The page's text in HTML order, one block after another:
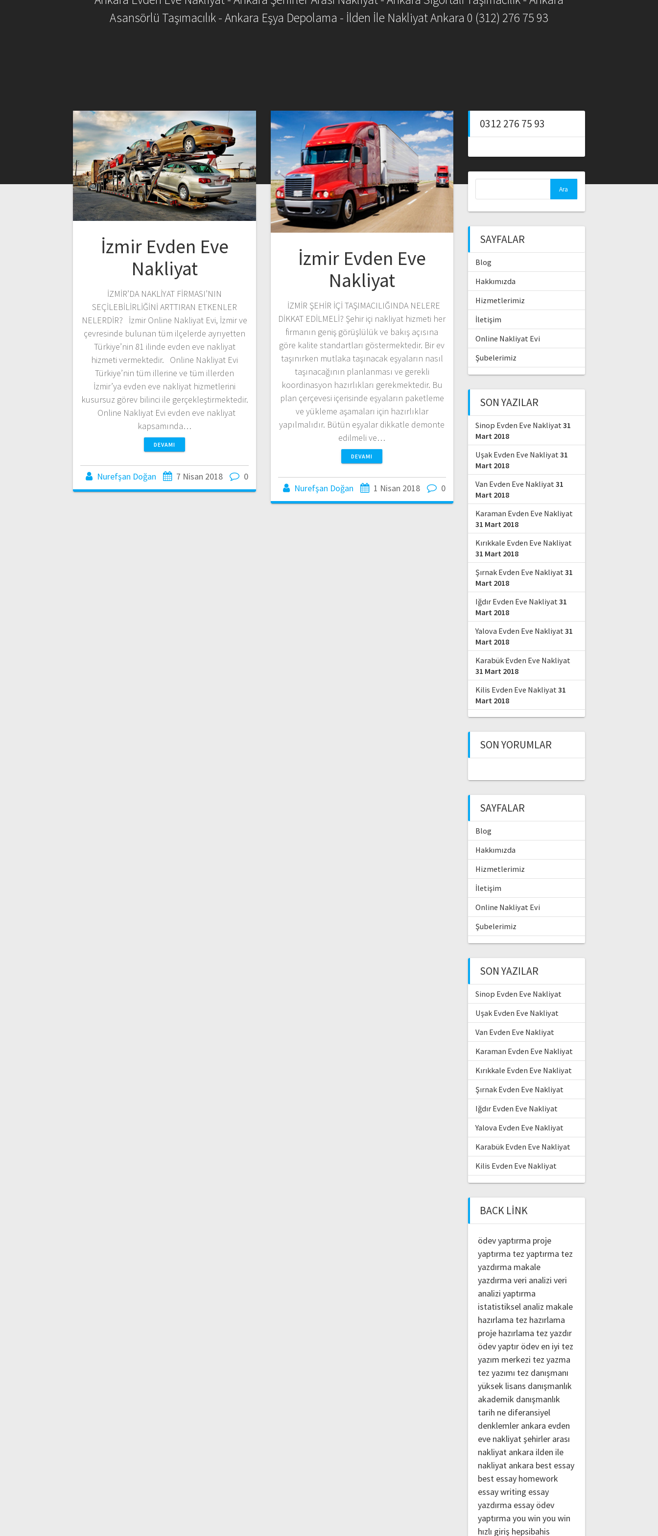
Asansörlü Taşımacılık - Ankara Eşya Depolama - İlden İle Nakliyat Ankara 0 (312) 276 75 93
İzmir Evden Eve
Nakliyat
İZMİR’DA NAKLİYAT FİRMASI’NIN
SEÇİLEBİLİRLİĞİNİ ARTTIRAN ETKENLER
NELERDİR? İzmir Online Nakliyat Evi, İzmir ve
çevresinde bulunan tüm ilçelerde ayrıyetten
Türkiye’nin 81 ilinde evden eve nakliyat
hizmeti vermektedir. Online Nakliyat Evi
Türkiye’nin tüm illerine ve tüm illerden
İzmir’ya evden eve nakliyat hizmetlerini
kusursuz görev bilinci ile gerçekleştirmektedir.
Online Nakliyat Evi evden eve nakliyat
kapsamında…
DEVAMI
Nurefşan Doğan 7 Nisan 2018 0
İzmir Evden Eve
Nakliyat
İZMİR ŞEHİR İÇİ TAŞIMACILIĞINDA NELERE
DİKKAT EDİLMELİ? Şehir içi nakliyat hizmeti her
firmanın geniş görüşlülük ve bakış açısına
göre kalite standartları göstermektedir. Bir ev
taşınırken mutlaka taşınacak eşyaların nasıl
taşınacağının planlanması ve gerekli
koordinasyon hazırlıkları gerekmektedir. Bu
plan çerçevesi içerisinde eşyaların paketleme
ve yükleme aşamaları için hazırlıklar
yapılmalıdır. Bütün eşyalar dikkatle demonte
edilmeli ve…
DEVAMI
Nurefşan Doğan 1 Nisan 2018 0
0312 276 75 93
SAYFALAR
Blog
Hakkımızda
Hizmetlerimiz
İletişim
Online Nakliyat Evi
Şubelerimiz
SON YAZILAR
Sinop Evden Eve Nakliyat31
Mart 2018
Uşak Evden Eve Nakliyat31
Mart 2018
Van Evden Eve Nakliyat31
Mart 2018
Karaman Evden Eve Nakliyat
31 Mart 2018
Kırıkkale Evden Eve Nakliyat
31 Mart 2018
Şırnak Evden Eve Nakliyat31
Mart 2018
Iğdır Evden Eve Nakliyat31
Mart 2018
Yalova Evden Eve Nakliyat31
Mart 2018
Karabük Evden Eve Nakliyat
31 Mart 2018
Kilis Evden Eve Nakliyat31
Mart 2018
SON YORUMLAR
SAYFALAR
Blog
Hakkımızda
Hizmetlerimiz
İletişim
Online Nakliyat Evi
Şubelerimiz
SON YAZILAR
Sinop Evden Eve Nakliyat
Uşak Evden Eve Nakliyat
Van Evden Eve Nakliyat
Karaman Evden Eve Nakliyat
Kırıkkale Evden Eve Nakliyat
Şırnak Evden Eve Nakliyat
Iğdır Evden Eve Nakliyat
Yalova Evden Eve Nakliyat
Karabük Evden Eve Nakliyat
Kilis Evden Eve Nakliyat
BACK LINK
ödev yaptırma proje
yaptırma tez yaptırma tez
yazdırma makale
yazdırma veri analizi veri
analizi yaptırma
istatistiksel analiz makale
hazırlama tez hazırlama
proje hazırlama tez yazdır
ödev yaptır ödev en iyi tez
yazım merkezi tez yazma
tez yazımı tez danışmanı
yüksek lisans danışmanlık
akademik danışmanlık
tarih ne diferansiyel
denklemler ankara evden
eve nakliyatşehirler arası
nakliyat ankara ilden ile
nakliyat ankara best essay
best essay homework
essay writing essay
yazdırma essay ödev
yaptırma you win you win
hızlı giriş hepsibahis